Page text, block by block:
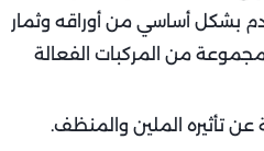
بشكل أساسي من أوراقه وثمار
من المركبات الفعالة
عن تأثيره الملين والمنظف.